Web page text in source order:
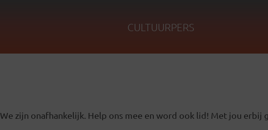
CULTUURPERS
We zijn onafhankelijk. Help ons mee en word ook lid! Met jou erbij